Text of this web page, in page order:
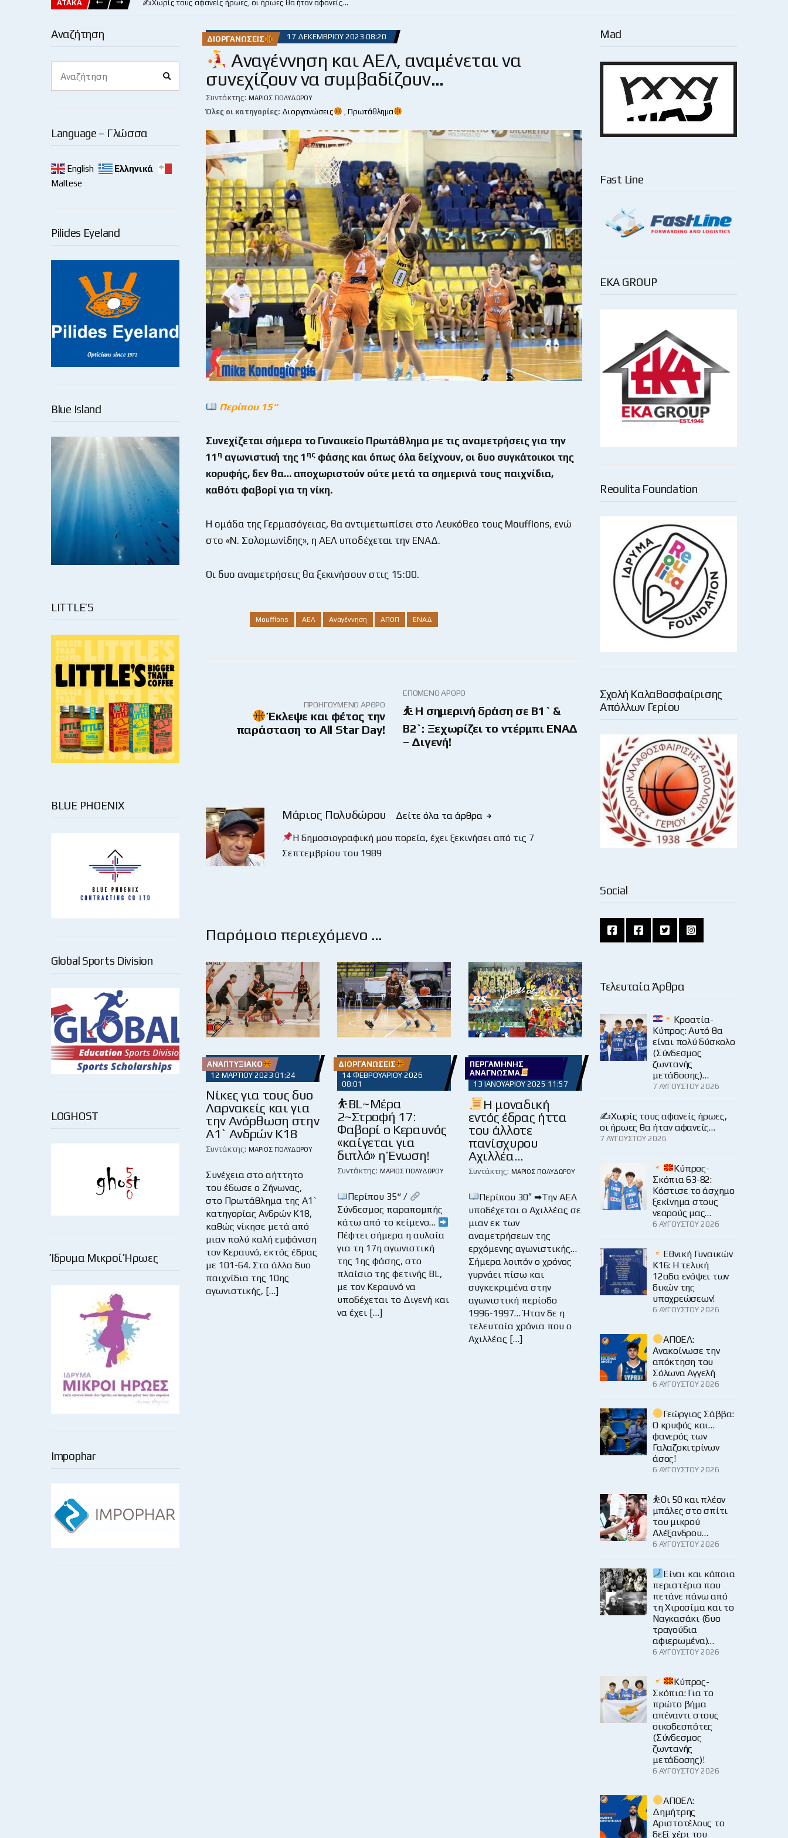
ΑΤΑΚΑ ✍️Χωρίς τους αφανείς ήρωες, οι ήρωες θα ήταν αφανείς…
Αναζήτηση
for:
Language – Γλώσσα
English
Ελληνικά
Maltese
Pilides Eyeland
Blue Island
LITTLE’S
BLUE PHOENIX
Global Sports Division
LOGHOST
Ίδρυμα Μικροί Ήρωες
Impophar
ΔΙΟΡΓΑΝΏΣΕΙΣ 17 ΔΕΚΕΜΒΡΊΟΥ 2023 08:20
Αναγέννηση και ΑΕΛ, αναμένεται να
συνεχίζουν να συμβαδίζουν…
Συντάκτης: ΜΆΡΙΟΣ ΠΟΛΥΔΏΡΟΥ
Όλες οι κατηγορίες: Διοργανώσεις , Πρωτάθλημα
Περίπου 15“
Συνεχίζεται σήμερα το Γυναικείο Πρωτάθλημα με τις αναμετρήσεις για την
11 η αγωνιστική της 1 ης φάσης και όπως όλα δείχνουν, οι δυο συγκάτοικοι της
κορυφής, δεν θα… αποχωριστούν ούτε μετά τα σημερινά τους παιχνίδια,
καθότι φαβορί για τη νίκη.
Η ομάδα της Γερμασόγειας, θα αντιμετωπίσει στο Λευκόθεο τους Moufflons, ενώ
στο «Ν. Σολομωνίδης», η ΑΕΛ υποδέχεται την ΕΝΑΔ.
Οι δυο αναμετρήσεις θα ξεκινήσουν στις 15:00.
Moufflons ΑΕΛ Αναγέννηση ΑΠΟΠ ΕΝΑΔ
ΠΡΟΗΓΟΎΜΕΝΟ ΆΡΘΡΟ
Έκλεψε και φέτος την
παράσταση το All Star Day!
ΕΠΌΜΕΝΟ ΆΡΘΡΟ
⛹ Η σημερινή δράση σε Β1` &
Β2`: Ξεχωρίζει το ντέρμπι ΕΝΑΔ
– Διγενή!
Μάριος Πολυδώρου
Δείτε όλα τα άρθρα
Η δημοσιογραφική μου πορεία, έχει ξεκινήσει από τις 7
Σεπτεμβρίου του 1989
Παρόμοιο περιεχόμενο …
ΑΝΑΠΤΥΞΙΑΚΌ
12 ΜΑΡΤΊΟΥ 2023 01:24
Νίκες για τους δυο
Λαρνακείς και για
την Ανόρθωση στην
Α1` Ανδρών Κ18
Συντάκτης: ΜΆΡΙΟΣ ΠΟΛΥΔΏΡΟΥ
Συνέχεια στο αήττητο
του έδωσε ο Ζήνωνας,
στο Πρωτάθλημα της Α1`
κατηγορίας Ανδρών Κ18,
καθώς νίκησε μετά από
μιαν πολύ καλή εμφάνιση
τον Κεραυνό, εκτός έδρας
με 101-64. Στα άλλα δυο
παιχνίδια της 10ης
αγωνιστικής, […]
ΔΙΟΡΓΑΝΏΣΕΙΣ
14 ΦΕΒΡΟΥΑΡΊΟΥ 2026
08:01
⛹️BL~Μέρα
2~Στροφή 17:
Φαβορί ο Κεραυνός
«καίγεται για
διπλό» η Ένωση!
Συντάκτης: ΜΆΡΙΟΣ ΠΟΛΥΔΏΡΟΥ
Περίπου 35“ /
Σύνδεσμος παραπομπής
κάτω από το κείμενο…
Πέφτει σήμερα η αυλαία
για τη 17η αγωνιστική
της 1ης φάσης, στο
πλαίσιο της φετινής BL,
με τον Κεραυνό να
υποδέχεται το Διγενή και
να έχει […]
ΠΕΡΓΑΜΗΝΉΣ
ΑΝΆΓΝΩΣΜΑ
13 ΙΑΝΟΥΑΡΊΟΥ 2025 11:57
Η μοναδική
εντός έδρας ήττα
του άλλοτε
πανίσχυρου
Αχιλλέα…
Συντάκτης: ΜΆΡΙΟΣ ΠΟΛΥΔΏΡΟΥ
Περίπου 30″ ➡Την ΑΕΛ
υποδέχεται ο Αχιλλέας σε
μιαν εκ των
αναμετρήσεων της
ερχόμενης αγωνιστικής…
Σήμερα λοιπόν ο χρόνος
γυρνάει πίσω και
συγκεκριμένα στην
αγωνιστική περίοδο
1996-1997… Ήταν δε η
τελευταία χρόνια που ο
Αχιλλέας […]
Mad
Fast Line
EKA GROUP
Reoulita Foundation
Σχολή Καλαθοσφαίρισης
Απόλλων Γερίου
Social
Τελευταία Άρθρα
Κροατία-
Κύπρος: Αυτό θα
είναι πολύ δύσκολο
(Σύνδεσμος
ζωντανής
μετάδοσης)…
7 ΑΥΓΟΎΣΤΟΥ 2026
✍️Χωρίς τους αφανείς ήρωες,
οι ήρωες θα ήταν αφανείς…
7 ΑΥΓΟΎΣΤΟΥ 2026
Κύπρος-
Σκόπια 63-82:
Κόστισε το άσχημο
ξεκίνημα στους
νεαρούς μας…
6 ΑΥΓΟΎΣΤΟΥ 2026
Εθνική Γυναικών
Κ16: Η τελική
12αδα ενόψει των
δικών της
υποχρεώσεων!
6 ΑΥΓΟΎΣΤΟΥ 2026
ΑΠΟΕΛ:
Ανακοίνωσε την
απόκτηση του
Σόλωνα Αγγελή
6 ΑΥΓΟΎΣΤΟΥ 2026
Γεώργιος Σάββα:
Ο κρυφός και…
φανερός των
Γαλαζοκιτρίνων
άσος!
6 ΑΥΓΟΎΣΤΟΥ 2026
⛹️Οι 50 και πλέον
μπάλες στο σπίτι
του μικρού
Αλέξανδρου…
6 ΑΥΓΟΎΣΤΟΥ 2026
Είναι και κάποια
περιστέρια που
πετάνε πάνω από
τη Χιροσίμα και το
Ναγκασάκι (δυο
τραγούδια
αφιερωμένα)…
6 ΑΥΓΟΎΣΤΟΥ 2026
Κύπρος-
Σκόπια: Για το
πρώτο βήμα
απέναντι στους
οικοδεσπότες
(Σύνδεσμος
ζωντανής
μετάδοσης)!
6 ΑΥΓΟΎΣΤΟΥ 2026
ΑΠΟΕΛ:
Δημήτρης
Αριστοτέλους το
δεξί χέρι του